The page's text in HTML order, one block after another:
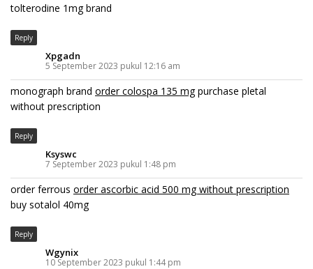
tolterodine 1mg brand
Reply
Xpgadn
5 September 2023 pukul 12:16 am
monograph brand order colospa 135 mgpurchase pletal
without prescription
Reply
Ksyswc
7 September 2023 pukul 1:48 pm
order ferrous order ascorbic acid 500 mg without prescription
buy sotalol 40mg
Reply
Wgynix
10 September 2023 pukul 1:44 pm